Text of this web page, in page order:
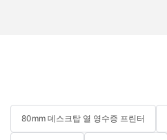
80mm 데스크탑 열 영수증 프린터